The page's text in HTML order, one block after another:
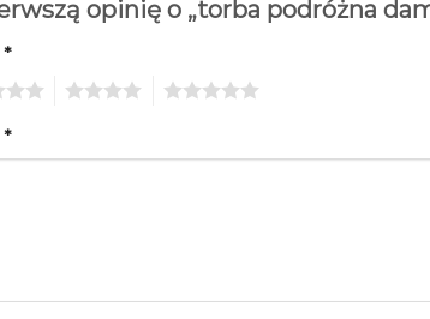
opinię o „torba podróżna
*
*